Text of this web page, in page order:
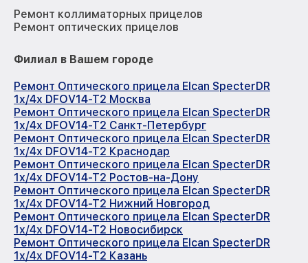
Ремонт коллиматорных прицелов
Ремонт оптических прицелов
Филиал в Вашем городе
Ремонт Оптического прицела Elcan SpecterDR
1x/4x DFOV14-T2 Москва
Ремонт Оптического прицела Elcan SpecterDR
1x/4x DFOV14-T2 Санкт-Петербург
Ремонт Оптического прицела Elcan SpecterDR
1x/4x DFOV14-T2 Краснодар
Ремонт Оптического прицела Elcan SpecterDR
1x/4x DFOV14-T2 Ростов-на-Дону
Ремонт Оптического прицела Elcan SpecterDR
1x/4x DFOV14-T2 Нижний Новгород
Ремонт Оптического прицела Elcan SpecterDR
1x/4x DFOV14-T2 Новосибирск
Ремонт Оптического прицела Elcan SpecterDR
1x/4x DFOV14-T2 Казань